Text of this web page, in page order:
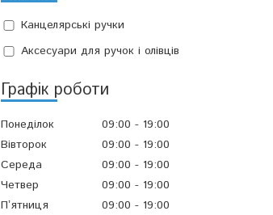
Канцелярські ручки
Аксесуари для ручок і олівців
Графік роботи
Понеділок 09:00
19:00
Вівторок
09:00
19:00
Середа
09:00
19:00
Четвер
09:00
19:00
Пʼятниця
09:00
19:00